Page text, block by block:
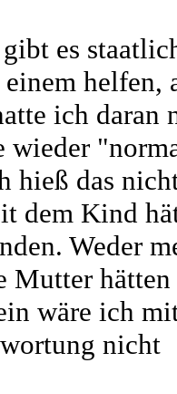
es
helfen,
ich daran
wieder
hieß das
dem Kind
Weder
Mutter
wäre ich
nicht